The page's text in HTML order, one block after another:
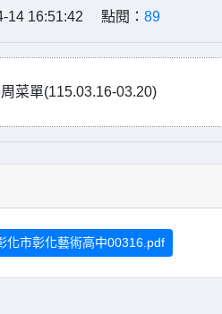
14 16:51:42 點閱： 89
菜單(115.03.16-03.20)
化市彰化藝術高中00316.pdf